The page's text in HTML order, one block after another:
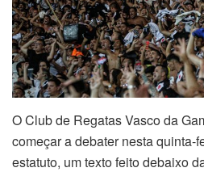
O Club de Regatas Vasco da
começar a debater nesta quinta-
estatuto, um texto feito debaixo